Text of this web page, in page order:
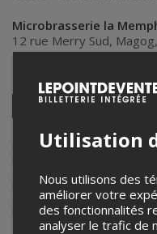
Microbrasserie la
12 rue Merry Sud, Magog,
Partagez cet événement
Twitter
Lepointdevente.com agit à
et la vente de billets pour
Pour plus d’information à
contacter l’organisateur de
MEMPHRÉ , à
Utilisation
Nous utilisons des
améliorer votre
des fonctionnalités
analyser le trafic de